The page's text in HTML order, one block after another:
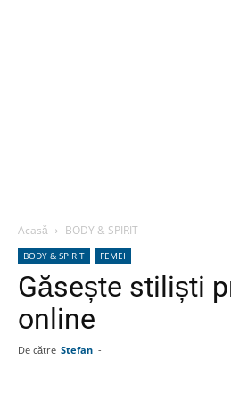
Acasă BODY & SPIRIT
BODY & SPIRIT FEMEI
Găsește stiliști
online
De către Stefan -